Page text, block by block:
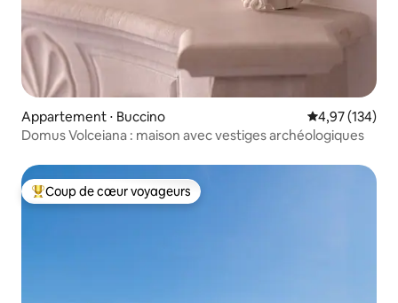
Appartement ⋅ Buccino Évaluation
4,97 (134)
Domus Volceiana : maison avec vestiges archéologiques
Coups de cœur voyageurs les plus appréciés
Coup de cœur voyageurs